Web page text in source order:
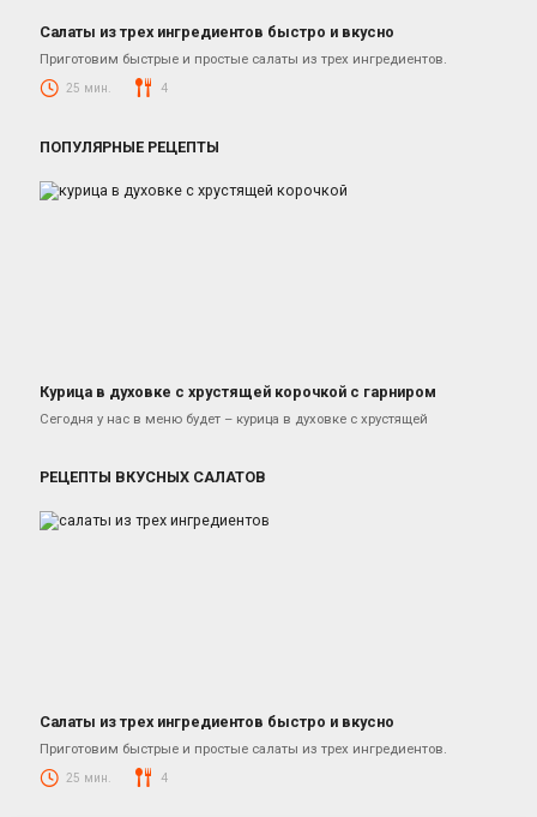
Салаты
Салаты из трех ингредиентов быстро и вкусно
Приготовим быстрые и простые салаты из трех ингредиентов.
25 мин. 4
ПОПУЛЯРНЫЕ РЕЦЕПТЫ
Блюда из курицы
Курица в духовке с хрустящей корочкой с гарниром
Сегодня у нас в меню будет – курица в духовке с хрустящей
РЕЦЕПТЫ ВКУСНЫХ САЛАТОВ
Салаты
Салаты из трех ингредиентов быстро и вкусно
Приготовим быстрые и простые салаты из трех ингредиентов.
25 мин. 4